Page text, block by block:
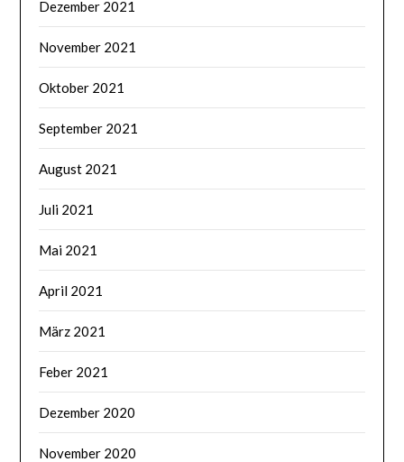
Dezember 2021
November 2021
Oktober 2021
September 2021
August 2021
Juli 2021
Mai 2021
April 2021
März 2021
Feber 2021
Dezember 2020
November 2020